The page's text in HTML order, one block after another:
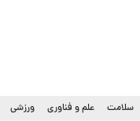
سلامت علم و فناوری ورزشی